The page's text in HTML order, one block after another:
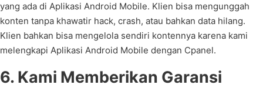
yang ada di Aplikasi Android Mobile. Klien bisa mengunggah
konten tanpa khawatir hack, crash, atau bahkan data hilang.
Klien bahkan bisa mengelola sendiri kontennya karena kami
melengkapi Aplikasi Android Mobile dengan Cpanel.
6. Kami Memberikan Garansi